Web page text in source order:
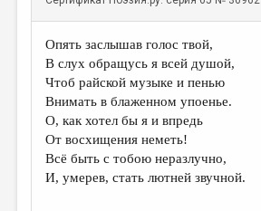
ПРАВИЛА САЙТА
ОТДЕЛЫ И РУБРИКИ
ИЗБРАННОЕ
ДАЙДЖЕСТ
Опять заслышав голос твой,
В слух обращусь я всей душой,
Чтоб райской музыке и пенью
Внимать в блаженном упоенье.
О, как хотел бы я и впредь
От восхищения неметь!
Всё быть с тобою неразлучно,
И, умерев, стать лютней звучной.